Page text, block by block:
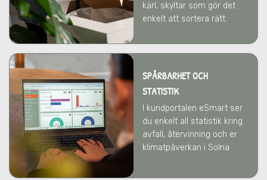
kärl, skyltar som gör det
enkelt att sortera rätt.
SPÅRBARHET OCH
STATISTIK
I kundportalen eSmart ser
du enkelt all statistik kring
avfall, återvinning och er
klimatpåverkan i Solna .